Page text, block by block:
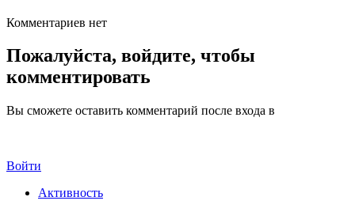
Комментариев нет
Пожалуйста, войдите, чтобы
комментировать
Вы сможете оставить комментарий после входа в
Войти
Активность